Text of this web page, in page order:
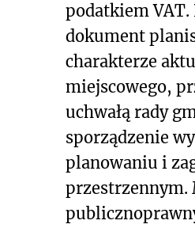
podatkiem
dokument
charakterze
miejscowego,
uchwałą rady
sporządzenie
planowaniu i
przestrzennym.